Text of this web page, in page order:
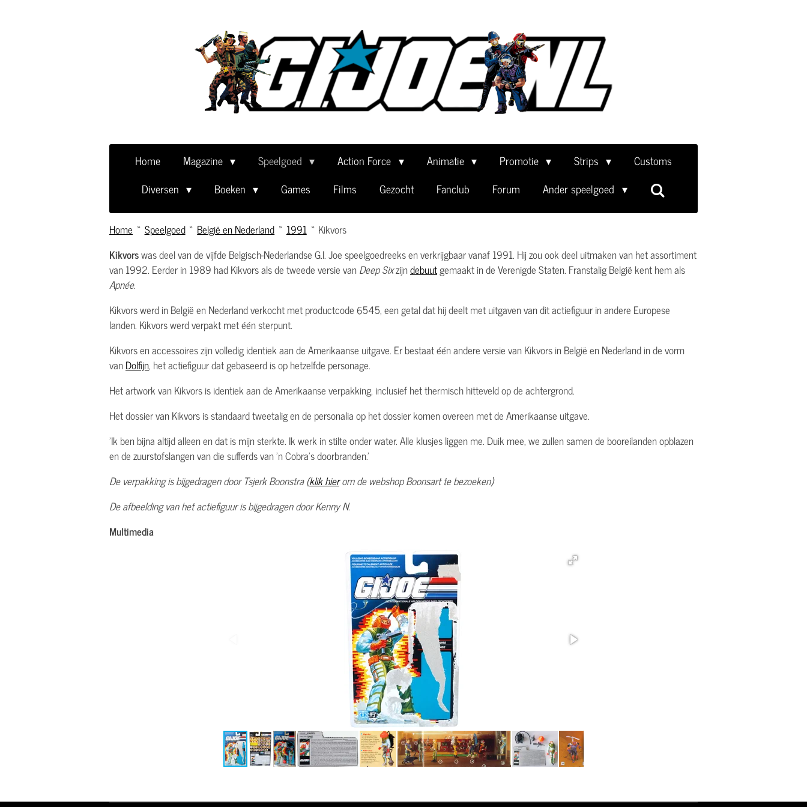
Home Magazine Speelgoed Action Force Animatie Promotie Strips
Customs
Diversen
Boeken Games Films Gezocht Fanclub Forum Ander speelgoed
Home » Speelgoed » België en Nederland » 1991 » Kikvors
Kikvorswas deel van de vijfde Belgisch-Nederlandse G.I. Joe speelgoedreeks en verkrijgbaar vanaf 1991. Hij zou ook deel uitmaken van het assortiment
van 1992. Eerder in 1989 had Kikvors als de tweede versie vanDeep Sixzijndebuutgemaakt in de Verenigde Staten. Franstalig België kent hem als
Apnée.
Kikvors werd in België en Nederland verkocht met productcode 6545, een getal dat hij deelt met uitgaven van dit actiefiguur in andere Europese
landen. Kikvors werd verpakt met één sterpunt.
Kikvors en accessoires zijn volledig identiek aan de Amerikaanse uitgave. Er bestaat één andere versie van Kikvors in België en Nederland in de vorm
vanDolfijn, het actiefiguur dat gebaseerd is op hetzelfde personage.
Het artwork van Kikvors is identiek aan de Amerikaanse verpakking, inclusief het thermisch hitteveld op de achtergrond.
Het dossier van Kikvors is standaard tweetalig en de personalia op het dossier komen overeen met de Amerikaanse uitgave.
'Ik ben bijna altijd alleen en dat is mijn sterkte. Ik werk in stilte onder water. Alle klusjes liggen me. Duik mee, we zullen samen de booreilanden opblazen
en de zuurstofslangen van die sufferds van 'n Cobra's doorbranden.'
De verpakking is bijgedragen door Tsjerk Boonstra (klik hierom de webshop Boonsart te bezoeken)
De afbeelding van het actiefiguur is bijgedragen door Kenny N.
Multimedia